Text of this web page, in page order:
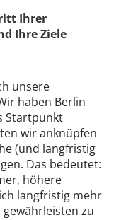
Ihrer
Ihre Ziele
unsere
haben Berlin
Startpunkt
wir anknüpfen
(und langfristig
Das bedeutet:
höhere
langfristig mehr
zu